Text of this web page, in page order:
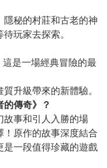
秘的村莊和古老的神
玩家去探索。
是一場經典冒險的最
升級帶來的新體驗。
傳奇》？
故事和引人入勝的場
原作的故事深度結合
是一段值得珍藏的遊戲